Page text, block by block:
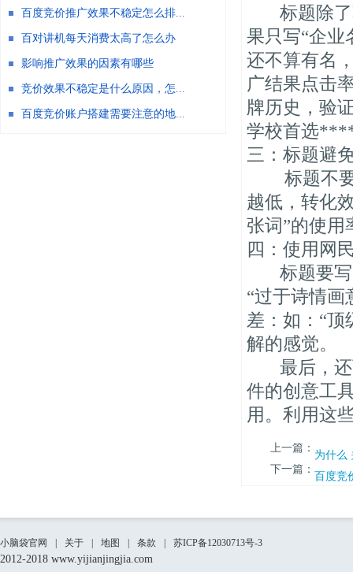
标题除了
果只写“企业
还不算有名
广结果点击
牌历史，验
学校首选
三：标题避
标题不要
越低，转化
张词”的使用
四：使用网
标题要写
“过于诗情画
差：如：“顶
解的感觉。
最后，还
件的创意工
用。利用这
上一篇： 为什么
下一篇： 百度竞
百度竞价推广效果不稳定怎么排...
百对讲机每天消费太高了怎么办
影响推广效果的因素有哪些
竞价效果不稳定是什么原因，怎...
百度竞价账户搭建需要注意的地...
小脑袋官网 关于 地图 条款 苏ICP备12030713号-3
2012-2018 www.yijianjingjia.com